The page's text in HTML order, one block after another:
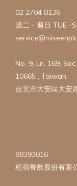
02 2704 8136
週二 - 週日 TUE -
No. 9, Ln. 169,
10665 , Taiwan
台北市大安區大安
88393016
植宿餐飲股份有限